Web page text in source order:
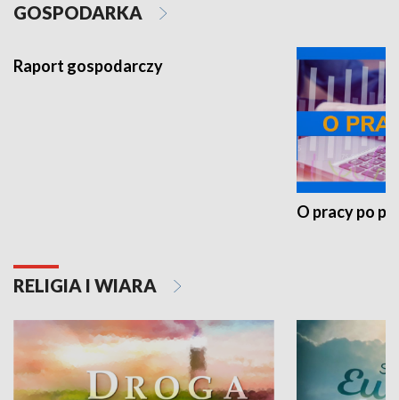
GOSPODARKA
Raport gospodarczy
O pracy po
RELIGIA I WIARA